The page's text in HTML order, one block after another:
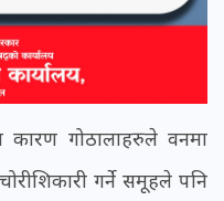
कारण गोठालाहरुले वनमा
गर्ने समूहले पनि